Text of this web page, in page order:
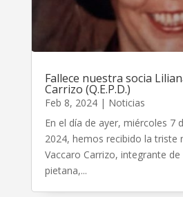
Fallece nuestra socia
Carrizo (Q.E.P.D.)
Feb 8, 2024| Noticias
En el día de ayer, miércoles 7
2024, hemos recibido la triste
Vaccaro Carrizo, integrante
pietana,...